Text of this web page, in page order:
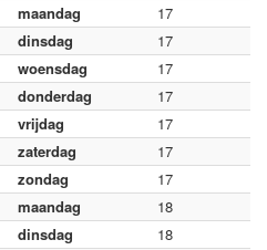
maandag
17
dinsdag
17
woensdag
17
donderdag
17
vrijdag
17
zaterdag
17
zondag
17
maandag
18
dinsdag
18